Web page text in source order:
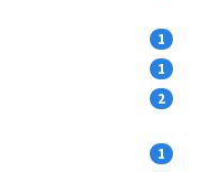
1
1
2
1